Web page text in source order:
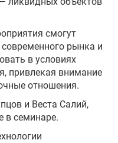
смогут
рынка и
в условиях
привлекая внимание
отношения.
и Веста Салий,
в семинаре.